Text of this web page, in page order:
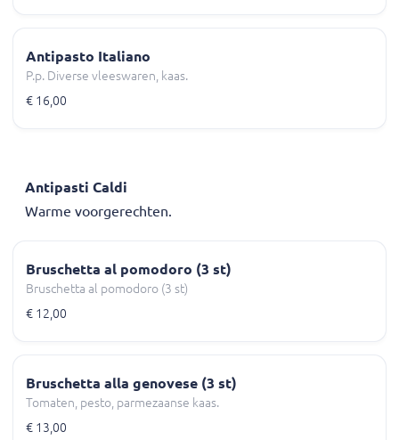
Antipasto Italiano
P.p. Diverse vleeswaren, kaas.
€ 16,00
Antipasti Caldi
Warme voorgerechten.
Bruschetta al pomodoro (3 st)
Bruschetta al pomodoro (3 st)
€ 12,00
Bruschetta alla genovese (3 st)
Tomaten, pesto, parmezaanse kaas.
€ 13,00